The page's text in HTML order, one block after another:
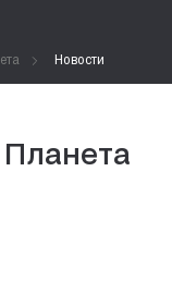
Новости
Планета